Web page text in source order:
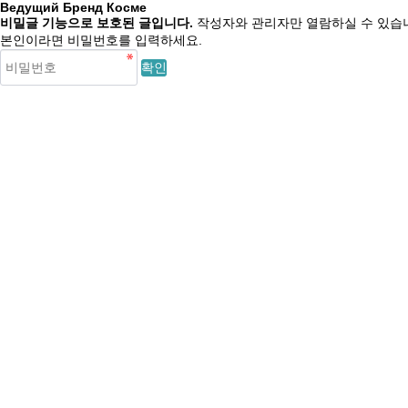
Ведущий Бренд Косме
비밀글 기능으로 보호된 글입니다. 작성자와 관리자만 열람하실 수 있습
본인이라면 비밀번호를 입력하세요.